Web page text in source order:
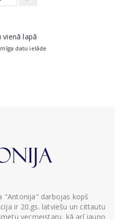
vienā lapā
datu ielāde
"Antonija" darbojas kopš
ir 20.gs. latviešu un cittautu
vecmeistaru, kā arī jauno